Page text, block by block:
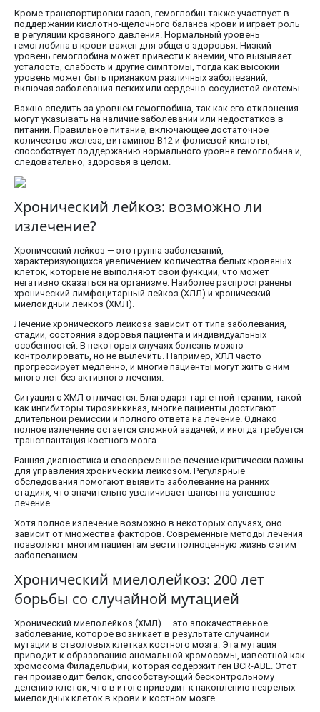
Кроме транспортировки газов, гемоглобин также участвует в
поддержании кислотно-щелочного баланса крови и играет роль
в регуляции кровяного давления. Нормальный уровень
гемоглобина в крови важен для общего здоровья. Низкий
уровень гемоглобина может привести к анемии, что вызывает
усталость, слабость и другие симптомы, тогда как высокий
уровень может быть признаком различных заболеваний,
включая заболевания легких или сердечно-сосудистой системы.
Важно следить за уровнем гемоглобина, так как его отклонения
могут указывать на наличие заболеваний или недостатков в
питании. Правильное питание, включающее достаточное
количество железа, витаминов B12 и фолиевой кислоты,
способствует поддержанию нормального уровня гемоглобина и,
следовательно, здоровья в целом.
Хронический лейкоз: возможно ли
излечение?
Хронический лейкоз — это группа заболеваний,
характеризующихся увеличением количества белых кровяных
клеток, которые не выполняют свои функции, что может
негативно сказаться на организме. Наиболее распространены
хронический лимфоцитарный лейкоз (ХЛЛ) и хронический
миелоидный лейкоз (ХМЛ).
Лечение хронического лейкоза зависит от типа заболевания,
стадии, состояния здоровья пациента и индивидуальных
особенностей. В некоторых случаях болезнь можно
контролировать, но не вылечить. Например, ХЛЛ часто
прогрессирует медленно, и многие пациенты могут жить с ним
много лет без активного лечения.
Ситуация с ХМЛ отличается. Благодаря таргетной терапии, такой
как ингибиторы тирозинкиназ, многие пациенты достигают
длительной ремиссии и полного ответа на лечение. Однако
полное излечение остается сложной задачей, и иногда требуется
трансплантация костного мозга.
Ранняя диагностика и своевременное лечение критически важны
для управления хроническим лейкозом. Регулярные
обследования помогают выявить заболевание на ранних
стадиях, что значительно увеличивает шансы на успешное
лечение.
Хотя полное излечение возможно в некоторых случаях, оно
зависит от множества факторов. Современные методы лечения
позволяют многим пациентам вести полноценную жизнь с этим
заболеванием.
Хронический миелолейкоз: 200 лет
борьбы со случайной мутацией
Хронический миелолейкоз (ХМЛ) — это злокачественное
заболевание, которое возникает в результате случайной
мутации в стволовых клетках костного мозга. Эта мутация
приводит к образованию аномальной хромосомы, известной как
хромосома Филадельфии, которая содержит ген BCR-ABL. Этот
ген производит белок, способствующий бесконтрольному
делению клеток, что в итоге приводит к накоплению незрелых
миелоидных клеток в крови и костном мозге.